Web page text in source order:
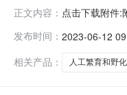
正文内容： 点击下载附件
金来源为国有
发布时间： 2023-06-12
相关产品：
人工繁育和野